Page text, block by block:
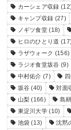
カーシェア収録
キャンプ収録 (27)
ノギツ食堂 (18)
ヒロのひとり道
ラザウォーク (156)
ラジオ食堂坂谷 (9)
中村佑介 (7)
坂谷 (40) 対面
山梨 (166) 島
東淀川大学 (10)
池袋 (13) 沈黙